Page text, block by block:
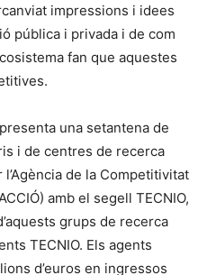
impressions i idees
pública i privada i de com
fan que aquestes
una setantena de
i de centres de recerca
de la Competitivitat
amb el segell TECNIO,
grups de recerca
TECNIO. Els agents
d’euros en ingressos